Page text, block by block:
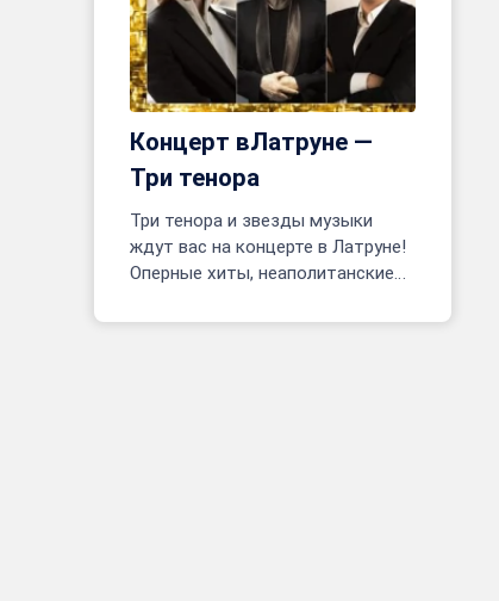
Концерт вЛатруне —
Три тенора
Три тенора и звезды музыки
ждут вас на концерте в Латруне!
Оперные хиты, неаполитанские